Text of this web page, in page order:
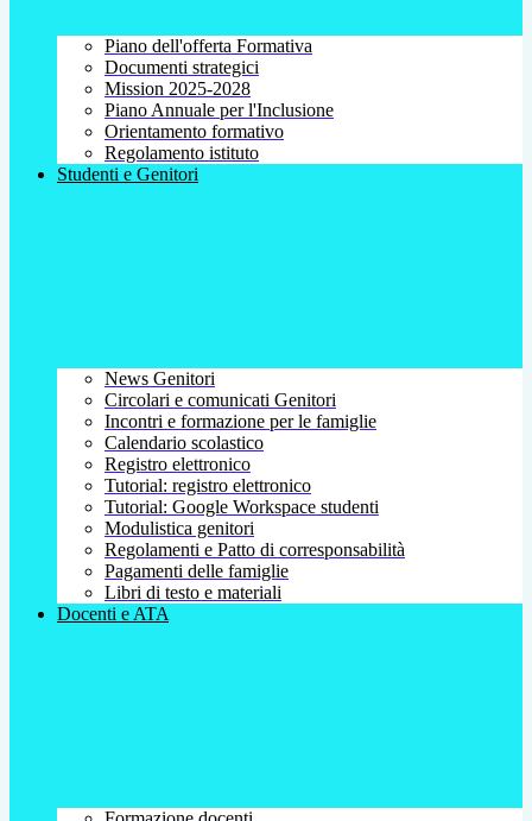
Piano dell'offerta Formativa
Documenti strategici
Mission 2025-2028
Piano Annuale per l'Inclusione
Orientamento formativo
Regolamento istituto
Studenti e Genitori
News Genitori
Circolari e comunicati Genitori
Incontri e formazione per le famiglie
Calendario scolastico
Registro elettronico
Tutorial: registro elettronico
Tutorial: Google Workspace studenti
Modulistica genitori
Regolamenti e Patto di corresponsabilità
Pagamenti delle famiglie
Libri di testo e materiali
Docenti e ATA